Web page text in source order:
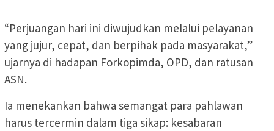
“Perjuangan hari ini diwujudkan melalui pelayanan
yang jujur, cepat, dan berpihak pada masyarakat,”
ujarnya di hadapan Forkopimda, OPD, dan ratusan
ASN.
Ia menekankan bahwa semangat para pahlawan
harus tercermin dalam tiga sikap: kesabaran